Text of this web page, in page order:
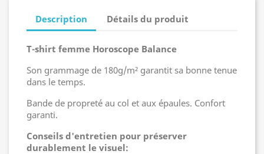
Description Détails du produit
T-shirt femme Horoscope Balance
Son grammage de 180g/m² garantit sa bonne tenue
dans le temps.
Bande de propreté au col et aux épaules. Confort
garanti.
Conseils d'entretien pour préserver
durablement le visuel: